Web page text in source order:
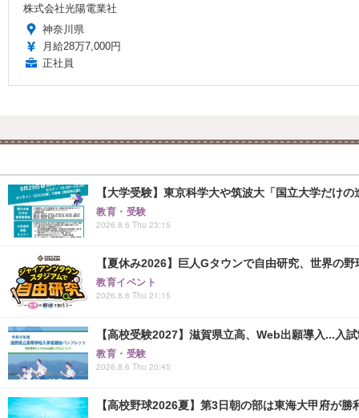
株式会社光陽電業社
神奈川県
月給28万7,000円
正社員
【大学受験】東京科学大や筑波大「国立大学だけ
教育・受験
2026.8.6 Thu 23:15
【夏休み2026】巨人Gタウンで自由研究、世界の
教育イベント
2026.8.6 Thu 21:15
【高校受験2027】滋賀県立高、Web出願導入...入
教育・受験
2026.8.6 Thu 20:45
【高校野球2026夏】第3日朝の部は東海大甲府が